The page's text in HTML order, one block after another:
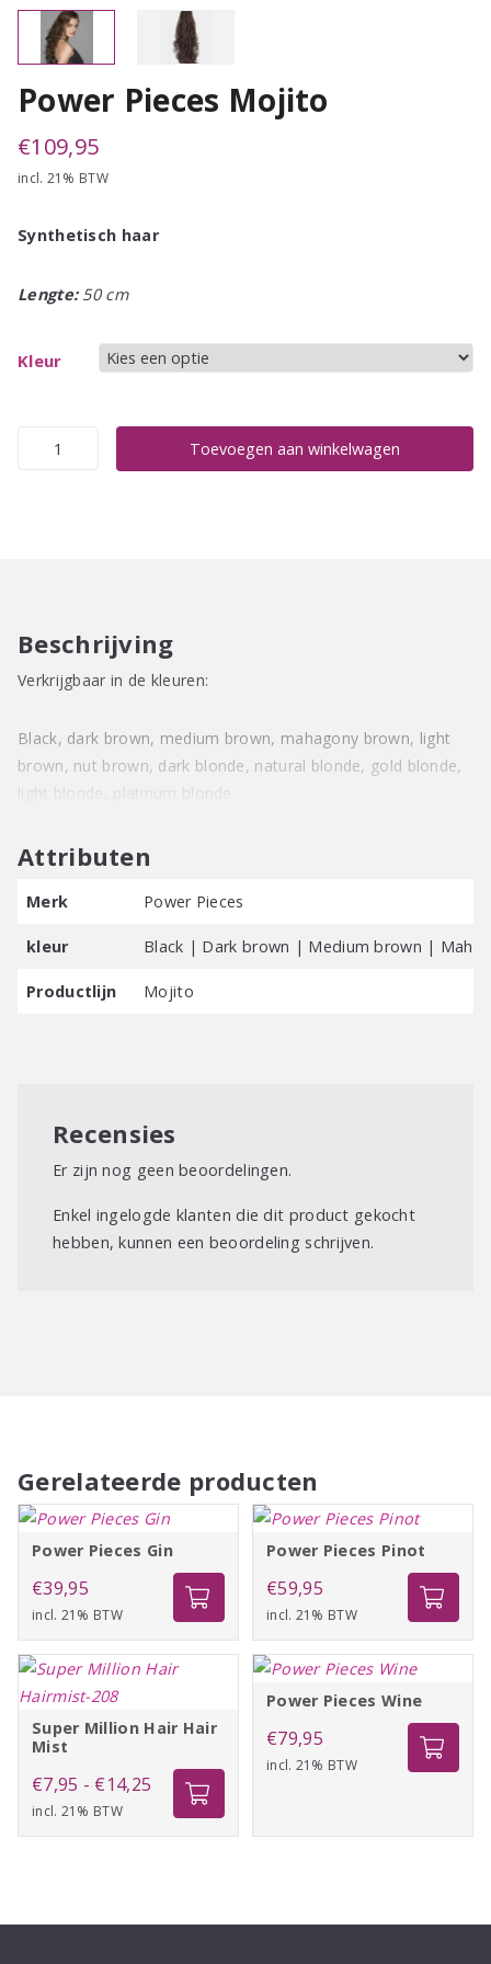
Power Pieces Mojito
€109,95
incl. 21% BTW
Synthetisch haar
Lengte:50 cm
Kleur
Power
Toevoegen aan winkelwagen
Beschrijving
Verkrijgbaar in de kleuren:
Black, dark brown, medium brown, mahagony brown, light
brown, nut brown, dark blonde, natural blonde, gold blonde,
light blonde, platinum blonde
Attributen
Merk Power Pieces
kleur Black | Dark brown | Medium brown |
Productlijn Mojito
Recensies
Er zijn nog geen beoordelingen.
Enkel ingelogde klanten die dit product gekocht
hebben, kunnen een beoordeling schrijven.
Gerelateerde producten
Power Pieces Gin
€39,95
incl. 21% BTW
Power Pieces Pinot
€59,95
incl. 21% BTW
Super Million Hair Hair
Mist
€7,95 - €14,25 Prijsklasse:
€7,95
tot
incl. 21% BTW
Power Pieces Wine
€79,95
incl. 21% BTW